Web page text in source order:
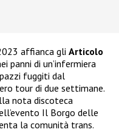
affianca gli Articolo
panni di un’infermiera
fuggiti dal
tour di due settimane.
nota discoteca
Il Borgo delle
la comunità trans.